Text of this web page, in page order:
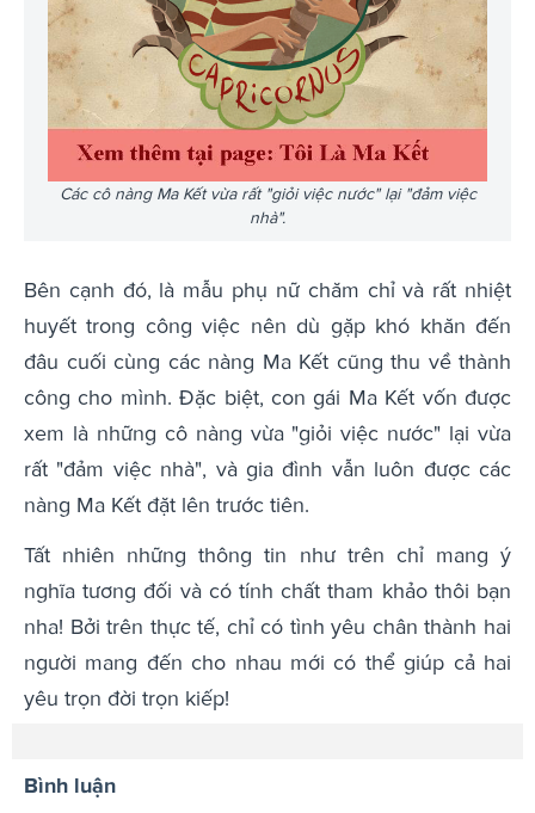
Các cô nàng Ma Kết vừa rất "giỏi việc nước" lại "đảm việc
nhà".
Bên cạnh đó, là mẫu phụ nữ chăm chỉ và rất nhiệt
huyết trong công việc nên dù gặp khó khăn đến
đâu cuối cùng các nàng Ma Kết cũng thu về thành
công cho mình. Đặc biệt, con gái Ma Kết vốn được
xem là những cô nàng vừa "giỏi việc nước" lại vừa
rất "đảm việc nhà", và gia đình vẫn luôn được các
nàng Ma Kết đặt lên trước tiên.
Tất nhiên những thông tin như trên chỉ mang ý
nghĩa tương đối và có tính chất tham khảo thôi bạn
nha! Bởi trên thực tế, chỉ có tình yêu chân thành hai
người mang đến cho nhau mới có thể giúp cả hai
yêu trọn đời trọn kiếp!
Bình luận